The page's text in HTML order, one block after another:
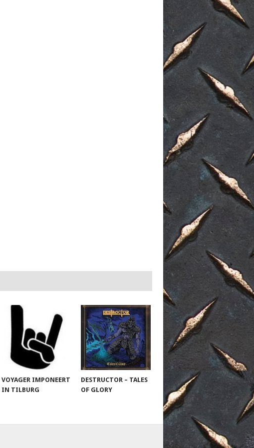
VOYAGER IMPONEERT
IN TILBURG
DESTRUCTOR – TALES
OF GLORY